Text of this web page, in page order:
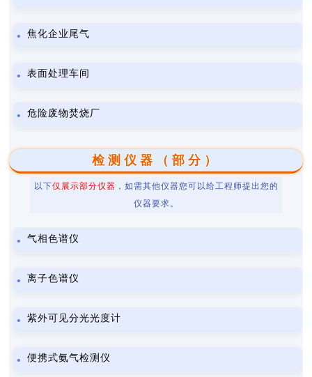
焦化企业尾气
表面处理车间
危险废物焚烧厂
检测仪器（部分）
以下仅展示部分仪器 ，如需其他仪器您可以给工程师提出您的
仪器要求。
气相色谱仪
离子色谱仪
紫外可见分光光度计
便携式氨气检测仪